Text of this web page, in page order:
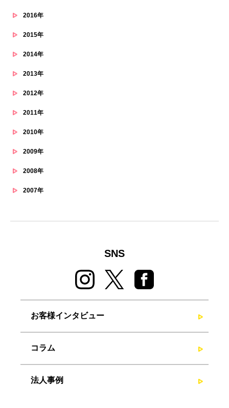
2016年
2015年
2014年
2013年
2012年
2011年
2010年
2009年
2008年
2007年
SNS
お客様インタビュー
コラム
法人事例